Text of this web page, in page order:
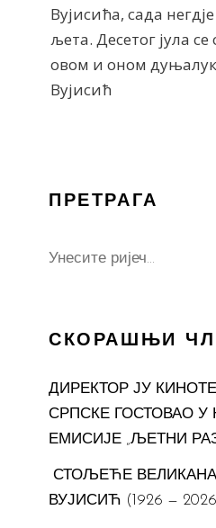
Вујисића, сада
љета. Десетог јула се
овом и оном
Вујисић
ПРЕТРАГА
for:
СКОРАШЊИ
ДИРЕКТОР ЈУ
СРПСКЕ ГОСТОВАО
ЕМИСИЈЕ „ЉЕТНИ
СТОЉЕЋЕ
ВУЈИСИЋ (1926 —